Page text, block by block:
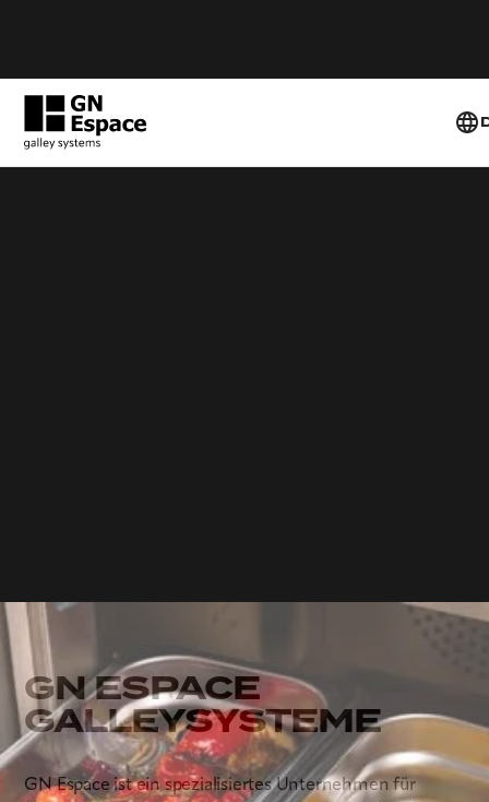
GN ESPACE
GALLEYSYSTEME
GN Espace ist ein spezialisiertes Unternehmen für